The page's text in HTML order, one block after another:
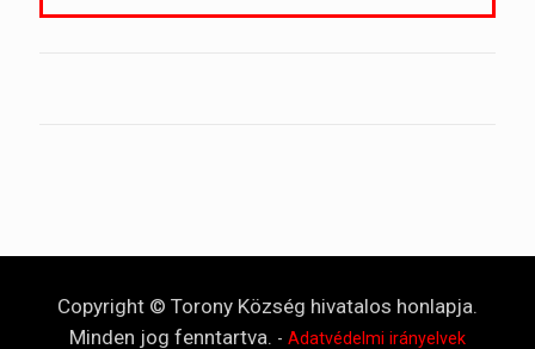
Copyright © Torony Község hivatalos honlapja.
Minden jog fenntartva. - Adatvédelmi irányelvek